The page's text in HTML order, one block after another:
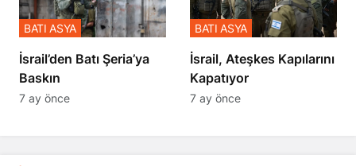
​​​​​​​İsrail’den Batı Şeria’ya
Baskın
BATI ASYA
7 ay önce
İsrail, Ateşkes Kapılarını
Kapatıyor
BATI ASYA
7 ay önce